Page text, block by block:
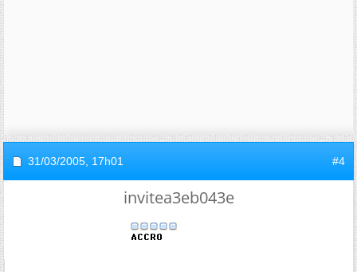
31/03/2005, 17h01 #4
invitea3eb043e